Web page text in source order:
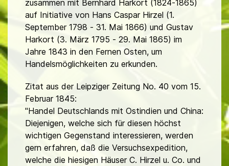
zusammen mit Bernhard Harkort (1824-1865)
auf Initiative von Hans Caspar Hirzel (1.
September 1798 - 31. Mai 1866) und Gustav
Harkort (3. März 1795 - 29. Mai 1865) im
Jahre 1843 in den Fernen Osten, um
Handelsmöglichkeiten zu erkunden.
Zitat aus der Leipziger Zeitung No. 40 vom 15.
Februar 1845:
"Handel Deutschlands mit Ostindien und China:
Diejenigen, welche sich für diesen höchst
wichtigen Gegenstand interessieren, werden
gern erfahren, daß die Versuchsexpedition,
welche die hiesigen Häuser C. Hirzel u. Co. und